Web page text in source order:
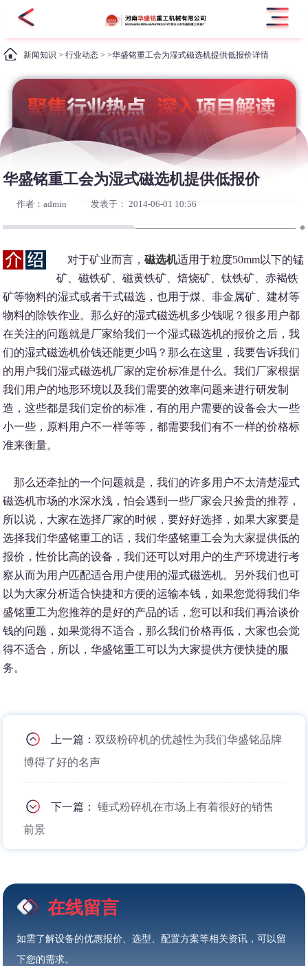
新闻知识 >行业动态 > >华盛铭重工会为湿式磁选机提供低报价详情
华盛铭重工会为湿式磁选机提供低报价
作者：admin 发表于： 2014-06-01 10:56
对于矿业而言，磁选机适用于粒度50mm以下的锰
矿、磁铁矿、磁黄铁矿、焙烧矿、钛铁矿、赤褐铁
矿等物料的湿式或者干式磁选，也用于煤、非金属矿、建材等
物料的除铁作业。那么好的湿式磁选机多少钱呢？很多用户都
在关注的问题就是厂家给我们一个湿式磁选机的报价之后，我
们的湿式磁选机价钱还能更少吗？那么在这里，我要告诉我们
的用户我们湿式磁选机厂家的定价标准是什么。我们厂家根据
我们用户的地形环境以及我们需要的效率问题来进行研发制
造，这些都是我们定价的标准，有的用户需要的设备会大一些
小一些，原料用户不一样等等，都需要我们有不一样的价格标
准来衡量。
那么还牵扯的一个问题就是，我们的许多用户不太清楚湿式
磁选机市场的水深水浅，怕会遇到一些厂家会只捡贵的推荐，
所以说，大家在选择厂家的时候，要好好选择，如果大家要是
选择我们华盛铭重工的话，我们华盛铭重工会为大家提供低的
报价，性价比高的设备，我们还可以对用户的生产环境进行考
察从而为用户匹配适合用户使用的湿式磁选机。另外我们也可
以为大家分析适合快捷和方便的运输本钱，如果您觉得我们华
盛铭重工为您推荐的是好的产品的话，您可以和我们再洽谈价
钱的问题，如果觉得不适合，那么我们价格再低，大家也会觉
得不适合，所以，华盛铭重工可以为大家提供方便快捷的服
务。
上一篇：双级粉碎机的优越性为我们华盛铭品牌
博得了好的名声
下一篇：锤式粉碎机在市场上有着很好的销售
前景
在线留言
如需了解设备的优惠报价、选型、配置方案等相关资讯，可以留
下您的需求。